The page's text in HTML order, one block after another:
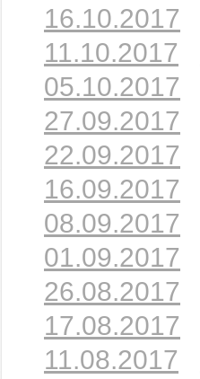
16.10.2017
11.10.2017
05.10.2017
27.09.2017
22.09.2017
16.09.2017
08.09.2017
01.09.2017
26.08.2017
17.08.2017
11.08.2017